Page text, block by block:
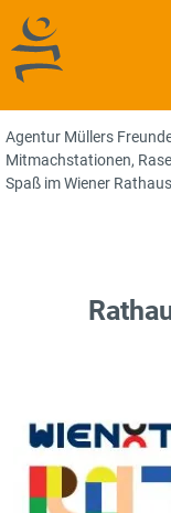
Agentur
Agentur Müllers
Mitmachstationen,
Spaß im Wiener